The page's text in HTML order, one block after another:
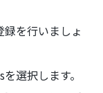
を行いましょ
選択します。